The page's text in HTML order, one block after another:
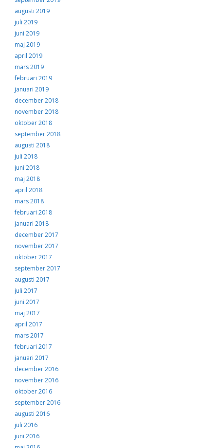
augusti 2019
juli 2019
juni 2019
maj 2019
april 2019
mars 2019
februari 2019
januari 2019
december 2018
november 2018
oktober 2018
september 2018
augusti 2018
juli 2018
juni 2018
maj 2018
april 2018
mars 2018
februari 2018
januari 2018
december 2017
november 2017
oktober 2017
september 2017
augusti 2017
juli 2017
juni 2017
maj 2017
april 2017
mars 2017
februari 2017
januari 2017
december 2016
november 2016
oktober 2016
september 2016
augusti 2016
juli 2016
juni 2016